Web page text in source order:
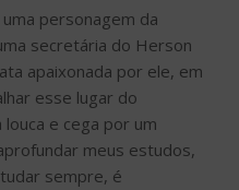
personagem da
secretária do Herson
apaixonada por ele, em
esse lugar do
e cega por um
meus estudos,
sempre, é